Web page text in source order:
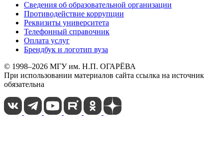
Сведения об образовательной организации
Противодействие коррупции
Реквизиты университета
Телефонный справочник
Оплата услуг
Брендбук и логотип вуза
© 1998–2026 МГУ им. Н.П. ОГАРЁВА
При использовании материалов сайта ссылка на источник
обязательна